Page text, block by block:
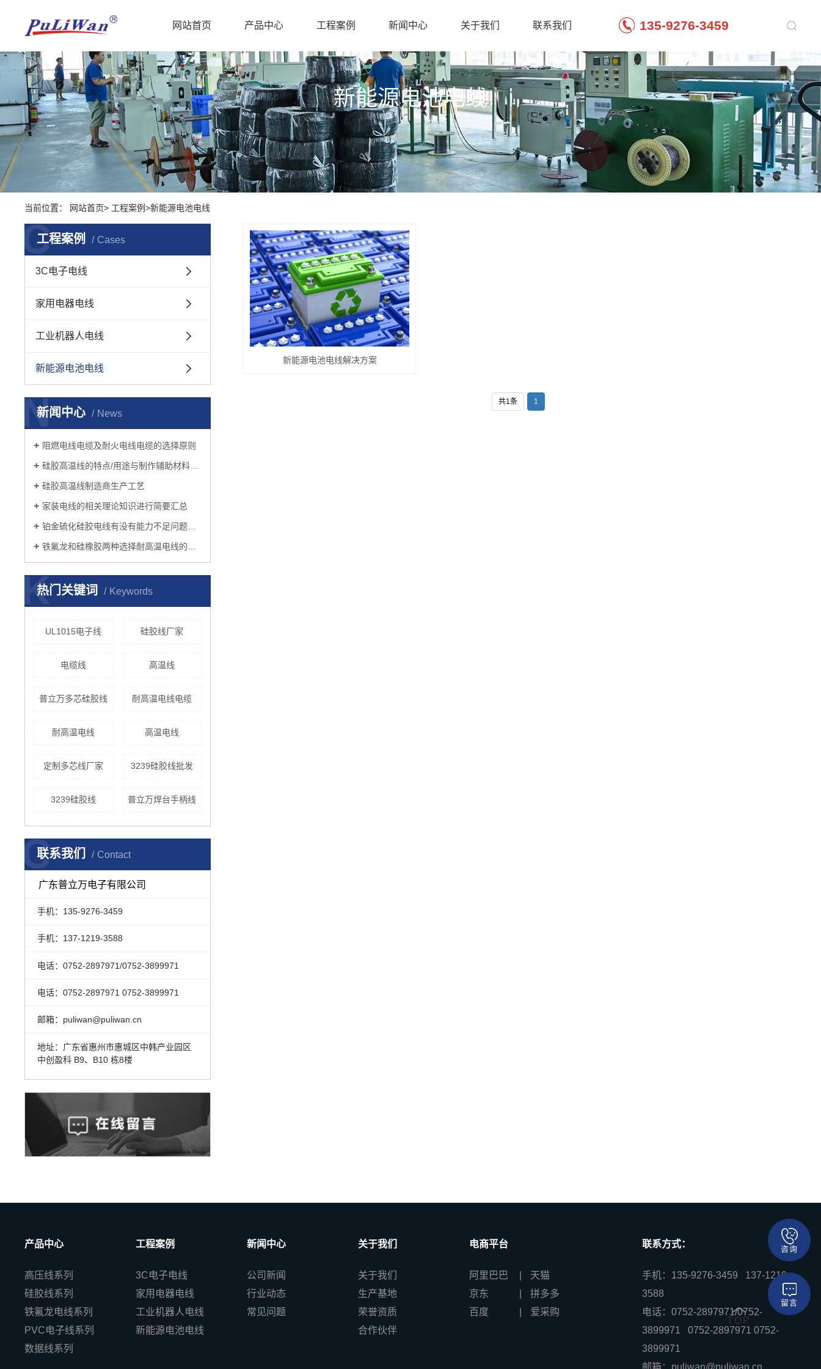
网站首页 产品中心 工程案例 新闻中心 关于我们 联系我们 135-9276-3459
新能源电池电线
当前位置： 网站首页> 工程案例>新能源电池电线
工程案例 Cases
C
3C电子电线
家用电器电线
工业机器人电线
新能源电池电线
新闻中心 News
N
阻燃电线电缆及耐火电线电缆的选择原则
硅胶高温线的特点/用途与制作辅助材料都有哪些？
硅胶高温线制造商生产工艺
家装电线的相关理论知识进行简要汇总
铂金硫化硅胶电线有没有能力不足问题之处
铁氟龙和硅橡胶两种选择耐高温电线的性能进行区别
热门关键词 Keywords
K
UL1015电子线 硅胶线厂家
电缆线 高温线
普立万多芯硅胶线 耐高温电线电缆
耐高温电线 高温电线
定制多芯线厂家 3239硅胶线批发
3239硅胶线 普立万焊台手柄线
联系我们 Contact
C
广东普立万电子有限公司
手机：135-9276-3459
手机：137-1219-3588
电话：0752-2897971/0752-3899971
电话：0752-2897971 0752-3899971
邮箱：puliwan@puliwan.cn
地址：广东省惠州市惠城区中韩产业园区
中创盈科 B9、B10 栋8楼
新能源电池电线解决方案
共1条 1
产品中心
高压线系列
硅胶线系列
铁氟龙电线系列
PVC电子线系列
数据线系列
工程案例
3C电子电线
家用电器电线
工业机器人电线
新能源电池电线
新闻中心
公司新闻
行业动态
常见问题
关于我们
关于我们
生产基地
荣誉资质
合作伙伴
电商平台
阿里巴巴
天猫
京东
拼多多
百度
爱采购
联系方式：
手机：135-9276-3459 137-1219-
3588
电话：0752-2897971/0752-
3899971 0752-2897971 0752-
3899971
邮箱：puliwan@puliwan.cn
TOP
咨询
留言